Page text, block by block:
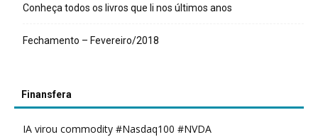
Conheça todos os livros que li nos últimos anos
Fechamento – Fevereiro/2018
Finansfera
IA virou commodity #Nasdaq100 #NVDA